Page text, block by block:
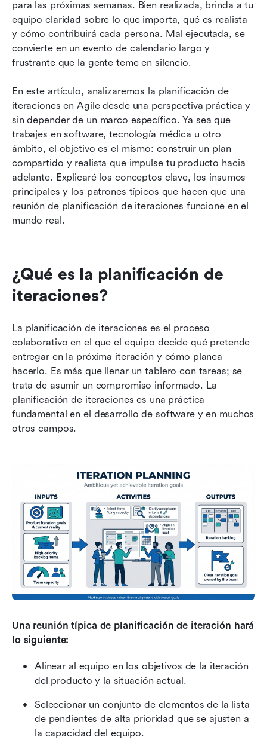
para las próximas semanas. Bien realizada, brinda a tu
equipo claridad sobre lo que importa, qué es realista
y cómo contribuirá cada persona. Mal ejecutada, se
convierte en un evento de calendario largo y
frustrante que la gente teme en silencio.
En este artículo, analizaremos la planificación de
iteraciones en Agile desde una perspectiva práctica y
sin depender de un marco específico. Ya sea que
trabajes en software, tecnología médica u otro
ámbito, el objetivo es el mismo: construir un plan
compartido y realista que impulse tu producto hacia
adelante. Explicaré los conceptos clave, los insumos
principales y los patrones típicos que hacen que una
reunión de planificación de iteraciones funcione en el
mundo real.
¿Qué es la planificación de
iteraciones?
La planificación de iteraciones es el proceso
colaborativo en el que el equipo decide qué pretende
entregar en la próxima iteración y cómo planea
hacerlo. Es más que llenar un tablero con tareas; se
trata de asumir un compromiso informado. La
planificación de iteraciones es una práctica
fundamental en el desarrollo de software y en muchos
otros campos.
Una reunión típica de planificación de iteración hará
lo siguiente:
Alinear al equipo en los objetivos de la iteración
del producto y la situación actual.
Seleccionar un conjunto de elementos de la lista
de pendientes de alta prioridad que se ajusten a
la capacidad del equipo.
iteraciones
Plantilla lista para usar para la planificación de
iteraciones
iteraciones y cómo corregirlos
Conclusión
Preguntas frecuentes
Lecturas relacionadas